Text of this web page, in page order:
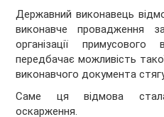
Державний виконавець
виконавче провадження
організації
передбачає можливість
виконавчого документа
Саме ця відмова
оскарження.